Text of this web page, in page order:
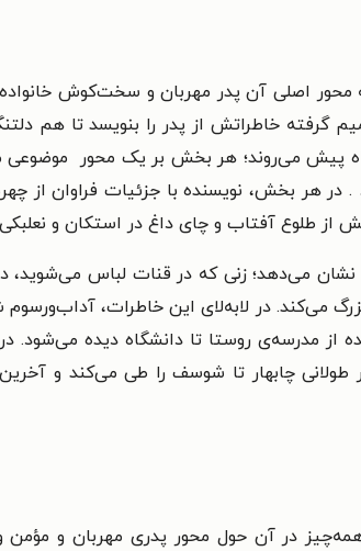
اصلی آن پدر مهربان و سخت‌کوش خانواده و
خاطراتش از پدر را بنویسد تا هم
پیش می‌روند؛ هر بخش بر یک محور موضوعی
بخش، نویسنده با جزئیات فراوان از
از طلوع آفتاب و چای داغ در استکان و
می‌دهد؛ زنی که در قنات لباس می‌شوید، در
می‌کند. در لابه‌لای این خاطرات،
مدرسه‌ی روستا تا دانشگاه دیده می‌شود. در
چابهار تا شوسف را طی می‌کند و آخرین
در آن حول محور پدری مهربان و مؤمن